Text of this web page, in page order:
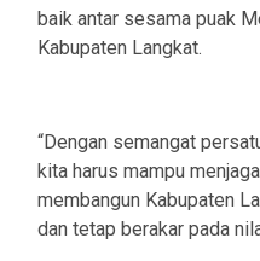
baik antar sesama puak
Kabupaten Langkat.
“Dengan semangat
kita harus mampu
membangun Kabupaten
dan tetap berakar pada